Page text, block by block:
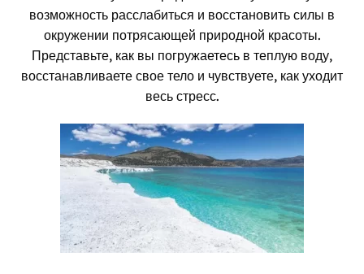
возможность расслабиться и восстановить силы в
окружении потрясающей природной красоты.
Представьте, как вы погружаетесь в теплую воду,
восстанавливаете свое тело и чувствуете, как уходит
весь стресс.